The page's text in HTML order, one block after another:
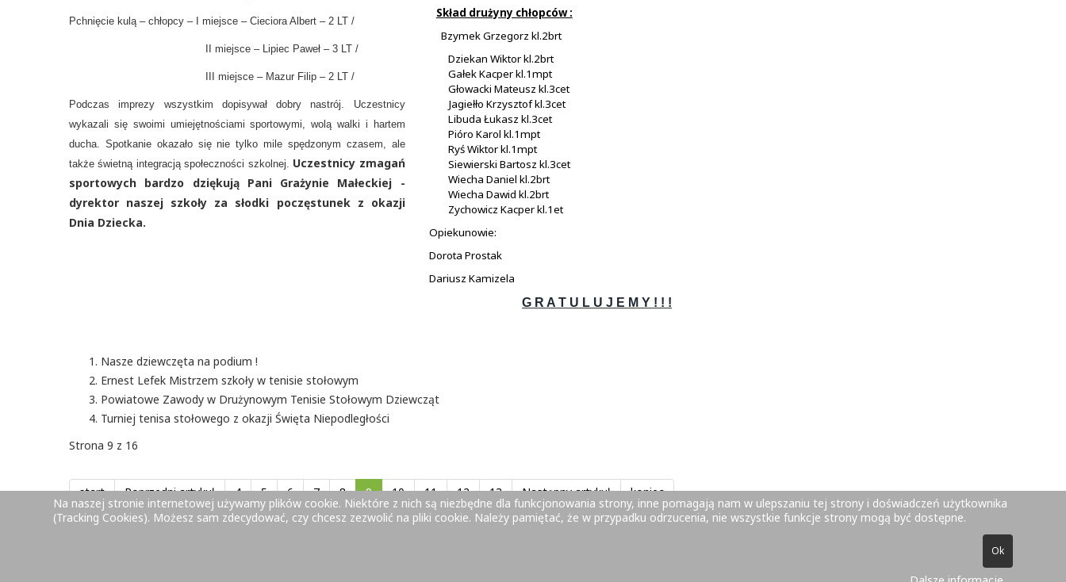
Pchnięcie kulą – chłopcy – I miejsce – Cieciora Albert – 2 LT /
II miejsce – Lipiec Paweł – 3 LT /
III miejsce – Mazur Filip – 2 LT /
Podczas imprezy wszystkim dopisywał dobry nastrój. Uczestnicy
wykazali się swoimi umiejętnościami sportowymi, wolą walki i hartem
ducha. Spotkanie okazało się nie tylko mile spędzonym czasem, ale
także świetną integracją społeczności szkolnej. Uczestnicy zmagań
sportowych bardzo dziękują Pani Grażynie Małeckiej -
dyrektor naszej szkoły za słodki poczęstunek z okazji
Dnia Dziecka.
Skład drużyny chłopców :
Bzymek Grzegorz kl.2brt
Dziekan Wiktor kl.2brt
Gałek Kacper kl.1mpt
Głowacki Mateusz kl.3cet
Jagiełło Krzysztof kl.3cet
Libuda Łukasz kl.3cet
Pióro Karol kl.1mpt
Ryś Wiktor kl.1mpt
Siewierski Bartosz kl.3cet
Wiecha Daniel kl.2brt
Wiecha Dawid kl.2brt
Zychowicz Kacper kl.1et
Opiekunowie:
Dorota Prostak
Dariusz Kamizela
G R A T U L U J E M Y ! ! !
Nasze dziewczęta na podium !
Ernest Lefek Mistrzem szkoły w tenisie stołowym
Powiatowe Zawody w Drużynowym Tenisie Stołowym Dziewcząt
Turniej tenisa stołowego z okazji Święta Niepodległości
Strona 9 z 16
start Poprzedni artykuł 4 5 6 7 8 9 10 11 12 13 Następny artykuł koniec
Na naszej stronie internetowej używamy plików cookie. Niektóre z nich są niezbędne dla funkcjonowania strony, inne pomagają nam w ulepszaniu tej strony i doświadczeń użytkownika
(Tracking Cookies). Możesz sam zdecydować, czy chcesz zezwolić na pliki cookie. Należy pamiętać, że w przypadku odrzucenia, nie wszystkie funkcje strony mogą być dostępne.
Ok